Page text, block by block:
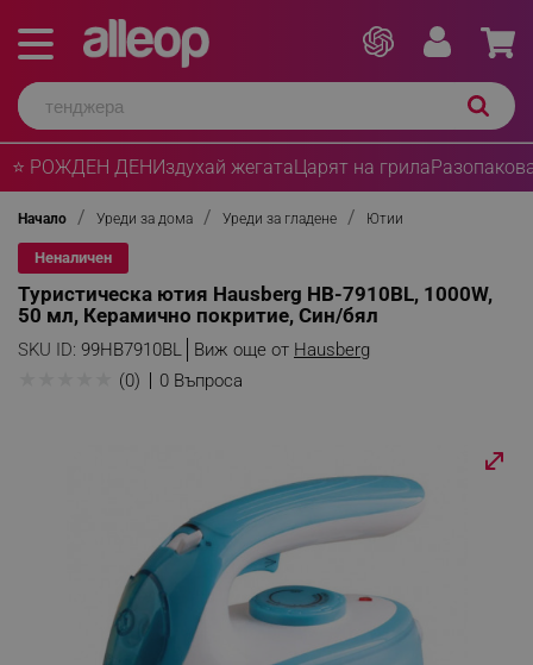
⭐ РОЖДЕН ДЕНИздухай жегатаЦарят на грила
Начало Уреди за дома Уреди за гладене Ютии
Неналичен
Туристическа ютия Hausberg HB-7910BL, 1000W,
50 мл, Керамично покритие, Син/бял
SKU ID: 99HB7910BL Виж още от Hausberg
(0) 0 Въпроса